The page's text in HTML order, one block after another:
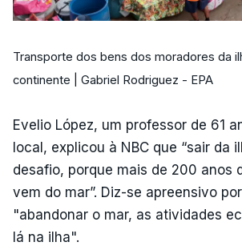
Transporte dos bens dos moradores da
continente | Gabriel Rodriguez - EPA
Evelio López, um professor de 61
local, explicou à NBC que “sair da
desafio, porque mais de 200 anos
vem do mar”. Diz-se apreensivo
"abandonar o mar, as atividades
lá na ilha".